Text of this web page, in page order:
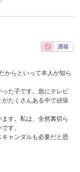
からといって本人が知ら
た子です。急にテレビ
たくさんある中で頑張
す。私は、全然裏切ら
す。
ャンダルも必要だと思